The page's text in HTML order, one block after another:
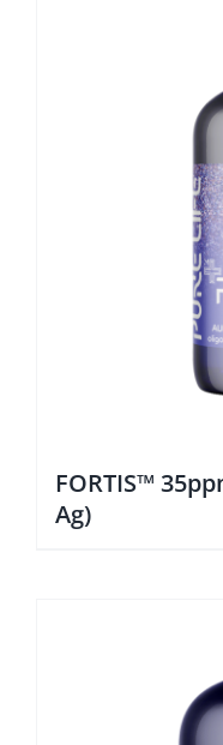
FORTIS™
Ag)